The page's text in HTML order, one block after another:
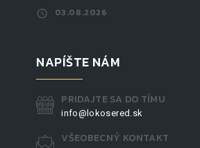
03.08.2026
NAPÍŠTE NÁM
PRIDAJTE SA DO TÍMU
info@lokosered.sk
VŠEOBECNÝ KONTAKT